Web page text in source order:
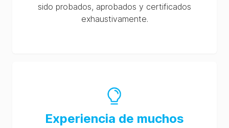
sido probados, aprobados y certificados
exhaustivamente.
Experiencia de muchos